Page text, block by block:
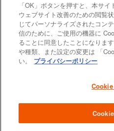
お問い合わせ
「OK」ボタンを押すと、本サイ
ウェブサイト改善のための閲覧
じてパーソナライズされたコン
信のために、ご使用の機器に
ることに同意したことになりま
や種類、また設定の変更は 「
い。
プライバシーポリシー
Cookie